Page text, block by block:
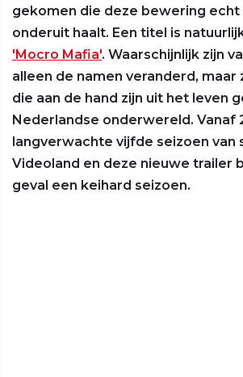
gekomen die deze bewering
onderuit haalt. Een titel is
'Mocro Mafia'. Waarschijnlijk zijn
alleen de namen veranderd, maar
die aan de hand zijn uit het leven
Nederlandse onderwereld. Vanaf
langverwachte vijfde seizoen van
Videoland en deze nieuwe trailer
geval een keihard seizoen.